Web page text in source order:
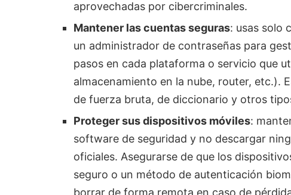
aprovechadas por cibercriminales.
Mantener las cuentas seguras: usas solo
un administrador de contraseñas para
pasos en cada plataforma o servicio que
almacenamiento en la nube, router, etc.).
de fuerza bruta, de diccionario y otros
Proteger sus dispositivos móviles:
software de seguridad y no descargar
oficiales. Asegurarse de que los
seguro o un método de autenticación